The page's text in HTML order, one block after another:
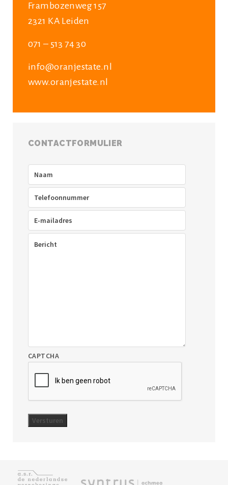
Frambozenweg 157
2321 KA Leiden
071 – 513 74 30
info@oranjestate.nl
www.oranjestate.nl
CONTACTFORMULIER
Telefoon
mailadres(Vereist)
CAPTCHA